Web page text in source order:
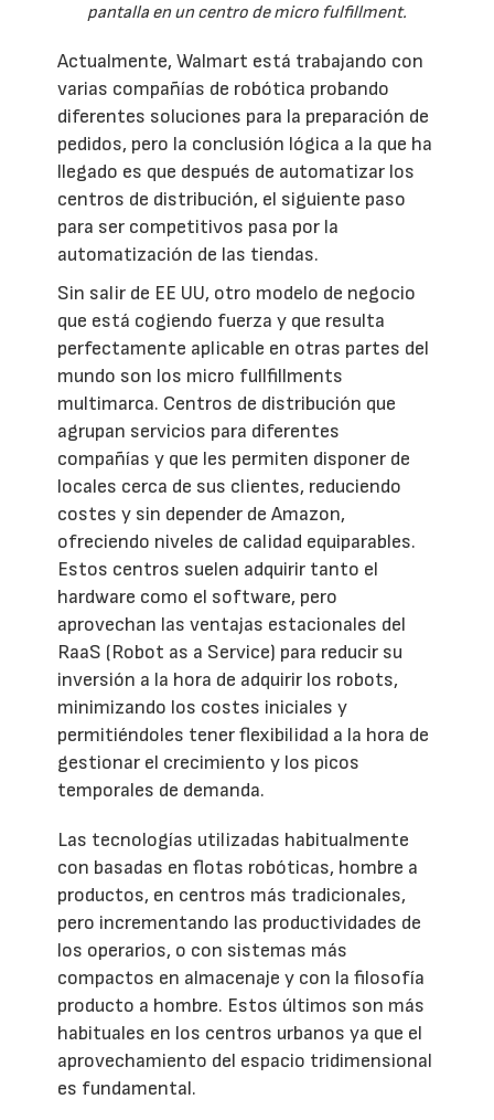
pantalla en un centro de micro fulfillment.
Actualmente, Walmart está trabajando con
varias compañías de robótica probando
diferentes soluciones para la preparación de
pedidos, pero la conclusión lógica a la que ha
llegado es que después de automatizar los
centros de distribución, el siguiente paso
para ser competitivos pasa por la
automatización de las tiendas.
Sin salir de EE UU, otro modelo de negocio
que está cogiendo fuerza y que resulta
perfectamente aplicable en otras partes del
mundo son los micro fullfillments
multimarca. Centros de distribución que
agrupan servicios para diferentes
compañías y que les permiten disponer de
locales cerca de sus clientes, reduciendo
costes y sin depender de Amazon,
ofreciendo niveles de calidad equiparables.
Estos centros suelen adquirir tanto el
hardware como el software, pero
aprovechan las ventajas estacionales del
RaaS (Robot as a Service) para reducir su
inversión a la hora de adquirir los robots,
minimizando los costes iniciales y
permitiéndoles tener flexibilidad a la hora de
gestionar el crecimiento y los picos
temporales de demanda.
Las tecnologías utilizadas habitualmente
con basadas en flotas robóticas, hombre a
productos, en centros más tradicionales,
pero incrementando las productividades de
los operarios, o con sistemas más
compactos en almacenaje y con la filosofía
producto a hombre. Estos últimos son más
habituales en los centros urbanos ya que el
aprovechamiento del espacio tridimensional
es fundamental.